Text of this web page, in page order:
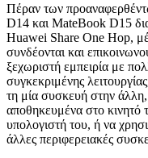
Πέραν των
D14 και MateBook D15
Huawei Share One Hop,
συνδέονται και
ξεχωριστή εμπειρία με
συγκεκριμένης
τη μία συσκευή στην άλλη,
αποθηκευμένα στο κινητό
υπολογιστή του, ή να
άλλες περιφερειακές